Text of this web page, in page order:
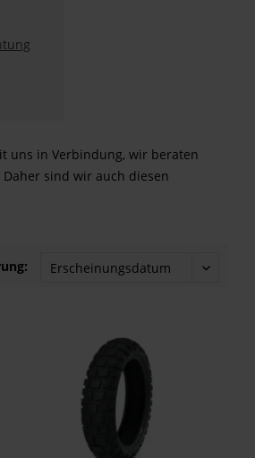
uns in Verbindung, wir beraten
sind wir auch diesen